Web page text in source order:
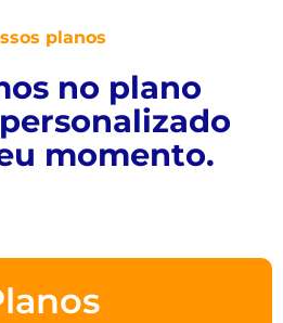
planos
no plano
momento.